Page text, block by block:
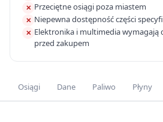
✕ Przeciętne osiągi poza miastem
✕ Niepewna dostępność części
✕ Elektronika i multimedia wymagają
przed zakupem
Osiągi Dane Paliwo Płyny